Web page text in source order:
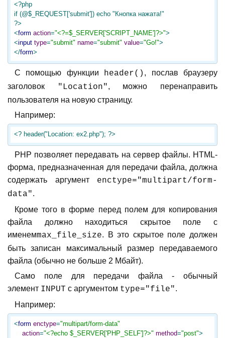
<?php
if (@$_REQUEST['submit']) echo "Кнопка нажата!"
?>
<form action="<?=$_SERVER['SCRIPT_NAME']?>">
<input type="submit" name="submit" value="Go!">
</form>
С помощью функции header() , послав браузеру
заголовок
"Location", можно перенаправить
пользователя на новую страницу.
Например:
<? header("Location: ex2.php"); ?>
PHP позволяет передавать на сервер файлы. HTML-
форма, предназначенная для передачи файла, должна
содержать аргумент enctype="multipart/form-
data".
Кроме того в форме перед полем для копирования
файла должно находиться скрытое поле с
именемmax_file_size. В это скрытое поле должен
быть записан максимальный размер передаваемого
файла (обычно не больше 2 Мбайт).
Само поле для передачи файла - обычный
элемент INPUT с аргументом type="file".
Например:
<form enctype="multipart/form-data"
action="<?echo $_SERVER['PHP_SELF']?>" method="post">